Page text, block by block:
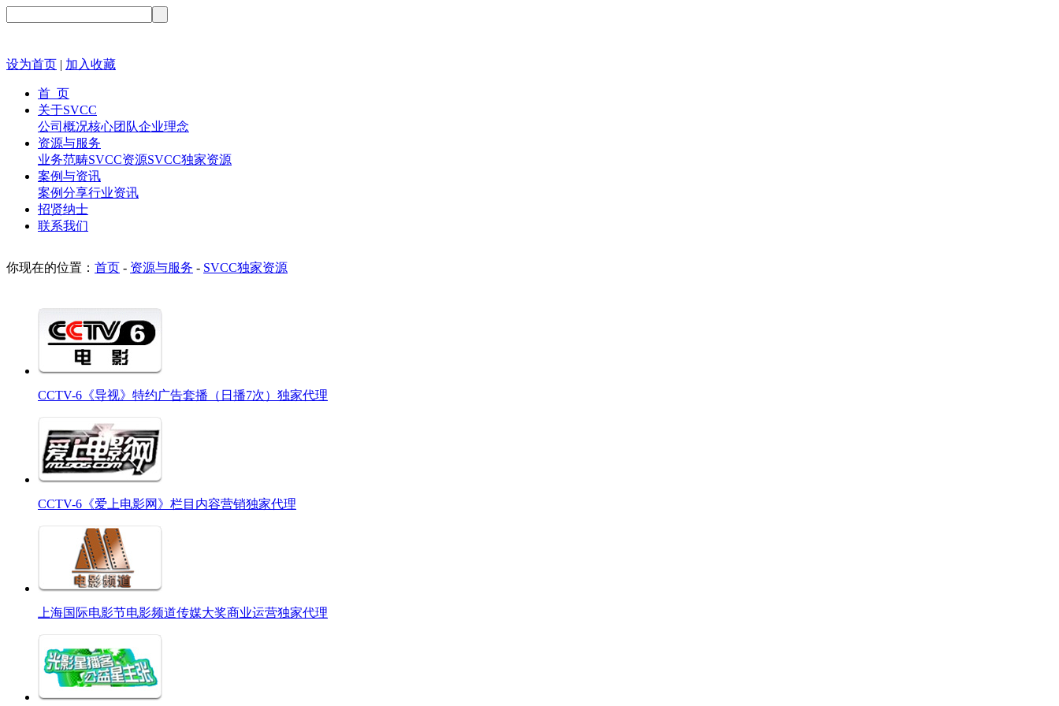
设为首页 | 加入收藏
首 页
关于SVCC
公司概况核心团队企业理念
资源与服务
业务范畴SVCC资源SVCC独家资源
案例与资讯
案例分享行业资讯
招贤纳士
联系我们
你现在的位置： 首页 - 资源与服务 - SVCC独家资源
CCTV-6《导视》特约广告套播（日播7次）独家代理
CCTV-6《爱上电影网》栏目内容营销独家代理
上海国际电影节电影频道传媒大奖商业运营独家代理